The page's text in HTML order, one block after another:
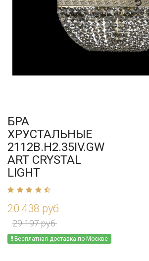
БРА
ХРУСТАЛЬНЫЕ
2112B.H2.35IV.GW
ART CRYSTAL
LIGHT
20 438 руб.
29 197 руб.
Бесплатная доставка по Москве